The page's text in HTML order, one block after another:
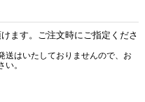
ます。ご注文時にご指定くださ
はいたしておりませんので、お
。